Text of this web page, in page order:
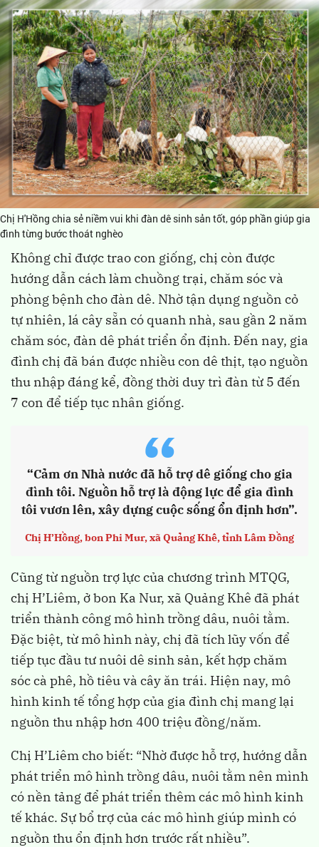
Chị H'Hồng chia sẻ niềm vui khi đàn dê sinh sản tốt, góp phần giúp gia
đình từng bước thoát nghèo
Không chỉ được trao con giống, chị còn được
hướng dẫn cách làm chuồng trại, chăm sóc và
phòng bệnh cho đàn dê. Nhờ tận dụng nguồn cỏ
tự nhiên, lá cây sẵn có quanh nhà, sau gần 2 năm
chăm sóc, đàn dê phát triển ổn định. Đến nay, gia
đình chị đã bán được nhiều con dê thịt, tạo nguồn
thu nhập đáng kể, đồng thời duy trì đàn từ 5 đến
7 con để tiếp tục nhân giống.
“
“Cảm ơn Nhà nước đã hỗ trợ dê giống cho gia
đình tôi. Nguồn hỗ trợ là động lực để gia đình
tôi vươn lên, xây dựng cuộc sống ổn định hơn”.
Chị H’Hồng, bon Phi Mur, xã Quảng Khê, tỉnh Lâm Đồng
Cũng từ nguồn trợ lực của chương trình MTQG,
chị H’Liêm, ở bon Ka Nur, xã Quảng Khê đã phát
triển thành công mô hình trồng dâu, nuôi tằm.
Đặc biệt, từ mô hình này, chị đã tích lũy vốn để
tiếp tục đầu tư nuôi dê sinh sản, kết hợp chăm
sóc cà phê, hồ tiêu và cây ăn trái. Hiện nay, mô
hình kinh tế tổng hợp của gia đình chị mang lại
nguồn thu nhập hơn 400 triệu đồng/năm.
Chị H’Liêm cho biết: “Nhờ được hỗ trợ, hướng dẫn
phát triển mô hình trồng dâu, nuôi tằm nên mình
có nền tảng để phát triển thêm các mô hình kinh
tế khác. Sự bổ trợ của các mô hình giúp mình có
nguồn thu ổn định hơn trước rất nhiều”.